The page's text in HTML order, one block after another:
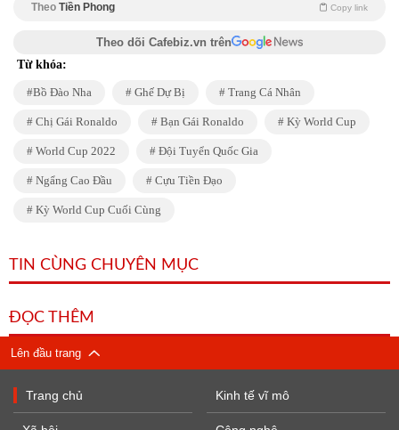
Theo Tiền Phong Copy link
Theo dõi Cafebiz.vn trên
Từ khóa:
Bồ Đào Nha Ghế Dự Bị Trang Cá Nhân
Chị Gái Ronaldo Bạn Gái Ronaldo Kỳ World Cup
World Cup 2022 Đội Tuyển Quốc Gia
Ngẩng Cao Đầu Cựu Tiền Đạo
Kỳ World Cup Cuối Cùng
TIN CÙNG CHUYÊN MỤC
ĐỌC THÊM
Lên đầu trang
Trang chủ Kinh tế vĩ mô